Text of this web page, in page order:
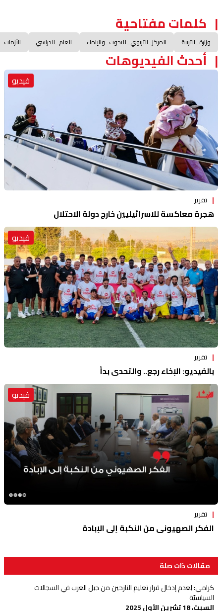
كلمات مفتاحية
وزارة_التربية المركز_التربوي_للبحوث_والإنماء العام_الدراسي الأزمات
أحدث الفيديوهات
فيديو
تقرير
هجرة معاكسة للاسرائيليين خارج دولة الاحتلال
فيديو
تقرير
بالفيديو: الإخاء رجع.. والتحدي بدأ
فيديو
تقرير
الفكر الصهيوني من النكبة إلى الإبادة
مقالات ذات صلة
كرامي: لِعدم إدخال قرار تعليم النازحين من جبل العرب في السجالات
السياسيّة
السبت، 18 تشرين الأول 2025